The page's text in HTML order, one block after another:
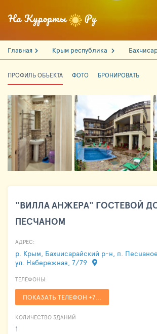
Главная Крым республика
ПРОФИЛЬ ОБЪЕКТА ФОТО БРОНИРОВАТЬ
"ВИЛЛА АНЖЕРА" ГОСТЕВОЙ
ПЕСЧАНОМ
АДРЕС:
р. Крым, Бахчисарайский р-н, п.
ул. Набережная, 7/79
ТЕЛЕФОНЫ:
ПОКАЗАТЬ ТЕЛЕФОН +7...
КОЛИЧЕСТВО ЗДАНИЙ
1